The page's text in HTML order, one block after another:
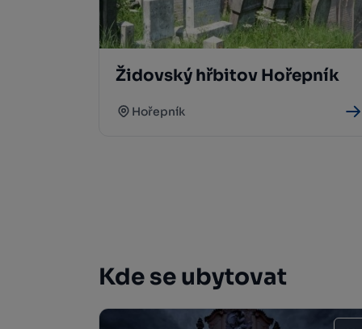
Židovský hřbitov Hořepník
Hořepník
Kde se ubytovat